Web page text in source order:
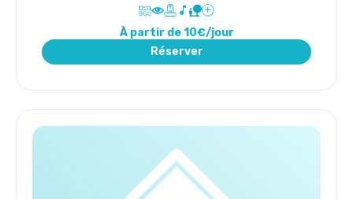
À partir de 10€/jour
Réserver